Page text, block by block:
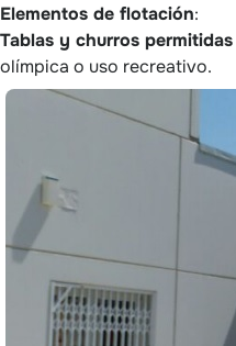
Elementos de flotación:
Tablas y churros permitidas
olímpica o uso recreativo.